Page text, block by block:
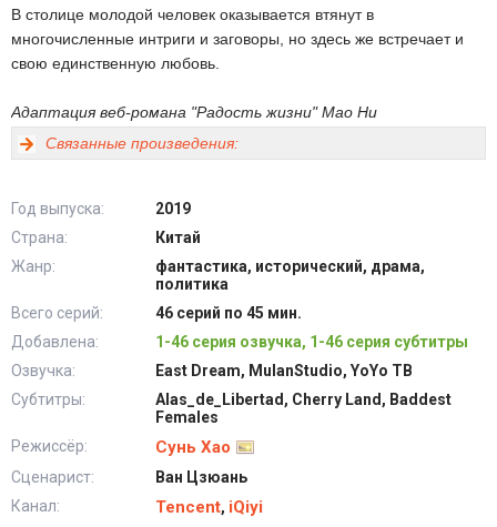
В столице молодой человек оказывается втянут в
многочисленные интриги и заговоры, но здесь же встречает и
свою единственную любовь.
Адаптация веб-романа "Радость жизни" Мао Ни
Связанные произведения:
Год выпуска:
2019
Страна:
Китай
Жанр:
фантастика, исторический, драма,
политика
Всего серий:
46 серий по 45 мин.
Добавлена:
1-46 серия озвучка, 1-46 серия субтитры
Озвучка:
East Dream, MulanStudio, YoYo ТВ
Субтитры:
Alas_de_Libertad, Cherry Land, Baddest
Females
Режиссёр:
Сунь Хао
Сценарист:
Ван Цзюань
Канал:
Tencent, iQiyi